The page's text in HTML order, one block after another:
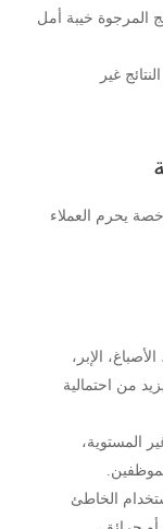
المرجوة خيبة أمل
غير
يحرم العملاء
الإبر،
من احتمالية
المستوية،
الخاطئ